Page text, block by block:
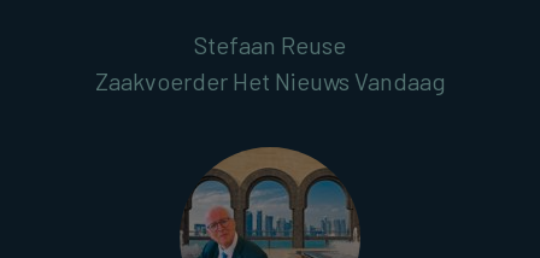
Stefaan Reuse
Zaakvoerder Het Nieuws Vandaag